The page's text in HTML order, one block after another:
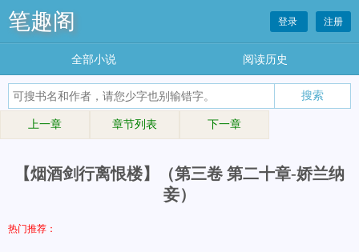
笔趣阁 登录 注册
全部小说 阅读历史
上一章 章节列表 下一章
【烟酒剑行离恨楼】（第三卷 第二十章-娇兰纳
妾）
热门推荐：